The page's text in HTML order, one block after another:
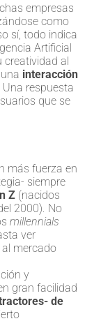
empresas
como
sí, todo indica
Artificial
creatividad al
interacción
. Una respuesta
que se
más fuerza en
siempre
Z (nacidos
2000). No
millennials
ver
mercado
y
gran facilidad
de